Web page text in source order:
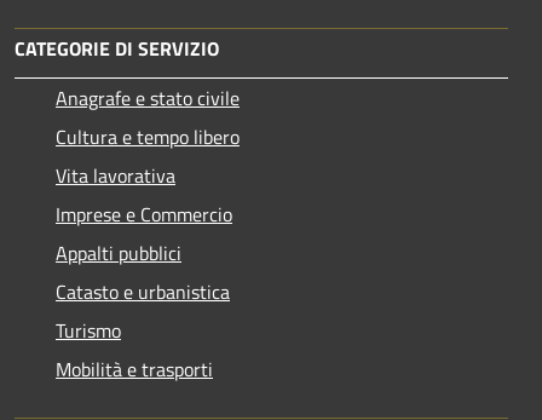
CATEGORIE DI SERVIZIO
Anagrafe e stato civile
Cultura e tempo libero
Vita lavorativa
Imprese e Commercio
Appalti pubblici
Catasto e urbanistica
Turismo
Mobilità e trasporti